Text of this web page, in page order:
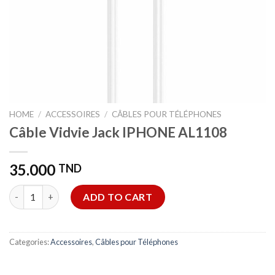
HOME / ACCESSOIRES / CÂBLES POUR TÉLÉPHONES
Câble Vidvie Jack IPHONE AL1108
35.000 TND
Câble Vidvie Jack IPHONE AL1108 quantity
ADD TO CART
Categories:Accessoires,Câbles pour Téléphones